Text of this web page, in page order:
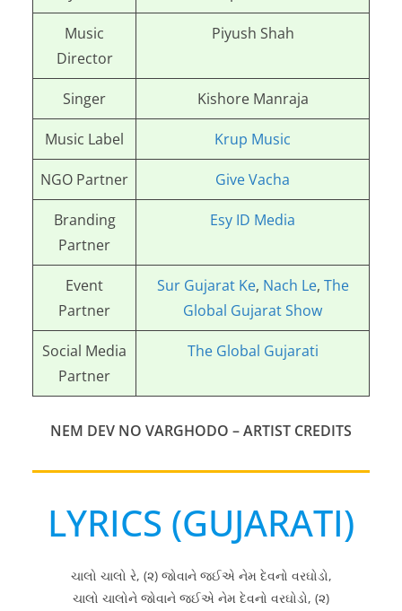
Music
Director
Piyush Shah
Singer Kishore Manraja
Music Label Krup Music
NGO Partner Give Vacha
Branding
Partner
Esy ID Media
Event
Partner
Sur Gujarat Ke, Nach Le, The
Global Gujarat Show
Social Media
Partner
The Global Gujarati
NEM DEV NO VARGHODO – ARTIST CREDITS
LYRICS (GUJARATI)
ચાલો ચાલો રે, (૨) જોવાને જઈએ નેમ દેવનો વરઘોડો,
ચાલો ચાલોને જોવાને જઈએ નેમ દેવનો વરઘોડો, (૨)